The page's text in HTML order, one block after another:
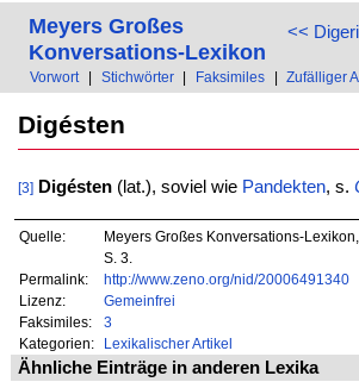
<<
Meyers Großes
Konversations-Lexikon
Vorwort Stichwörter Faksimiles Zufälliger
Digésten
[3] Digésten(lat.), soviel wie Pandekten, s.
Quelle:
Meyers Großes Konversations-
S. 3.
Permalink:
http://www.zeno.org/nid/20006491340
Lizenz:
Gemeinfrei
Faksimiles:
3
Kategorien:
Lexikalischer Artikel
Ähnliche Einträge in anderen Lexika